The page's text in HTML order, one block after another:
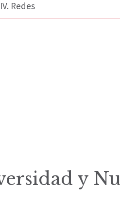
Redes
y